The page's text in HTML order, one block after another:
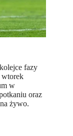
fazy
wtorek
w
oraz
żywo.